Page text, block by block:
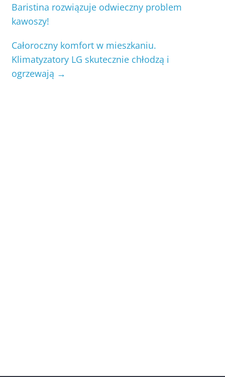
Baristina rozwiązuje odwieczny problem
kawoszy!
Całoroczny komfort w mieszkaniu.
Klimatyzatory LG skutecznie chłodzą i
ogrzewają →